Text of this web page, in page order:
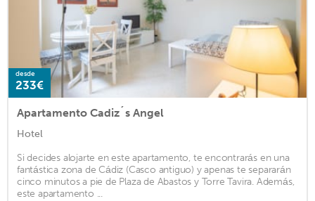
desde
233€
Apartamento Cadiz´s Angel
Hotel
Si decides alojarte en este apartamento, te encontrarás en una
fantástica zona de Cádiz (Casco antiguo) y apenas te separarán
cinco minutos a pie de Plaza de Abastos y Torre Tavira. Además,
este apartamento ...